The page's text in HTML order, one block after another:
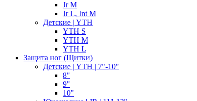
Jr M
Jr L, Int M
Детские | YTH
YTH S
YTH M
YTH L
Защита ног (Щитки)
Детские | YTH | 7"-10"
8"
9"
10"